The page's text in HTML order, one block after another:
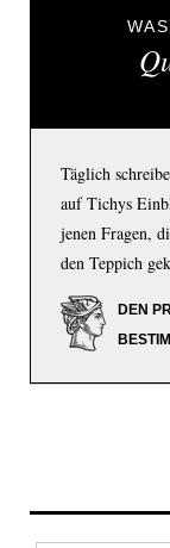
Täglich
auf Tichys
jenen Fragen,
den Teppich
DEN